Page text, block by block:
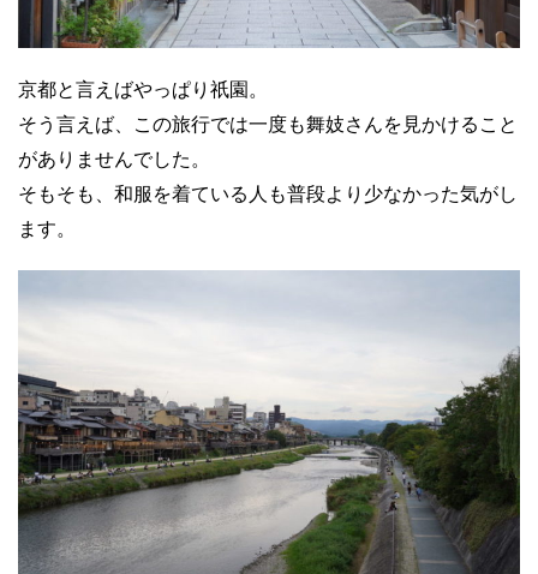
京都と言えばやっぱり祇園。
そう言えば、この旅行では一度も舞妓さんを見かけること
がありませんでした。
そもそも、和服を着ている人も普段より少なかった気がし
ます。